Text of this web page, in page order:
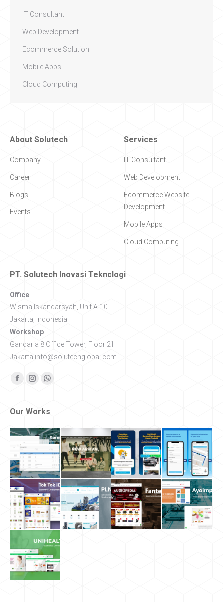
IT Consultant
Web Development
Ecommerce Solution
Mobile Apps
Cloud Computing
About Solutech
Company
Career
Blogs
Events
Services
IT Consultant
Web Development
Ecommerce Website
Development
Mobile Apps
Cloud Computing
PT. Solutech Inovasi Teknologi
Office
Wisma Iskandarsyah, Unit A-10
Jakarta, Indonesia
Workshop
Gandaria 8 Office Tower, Floor 21
Jakarta info@solutechglobal.com
Find us on:
InstagramWhatsapp
Our Works